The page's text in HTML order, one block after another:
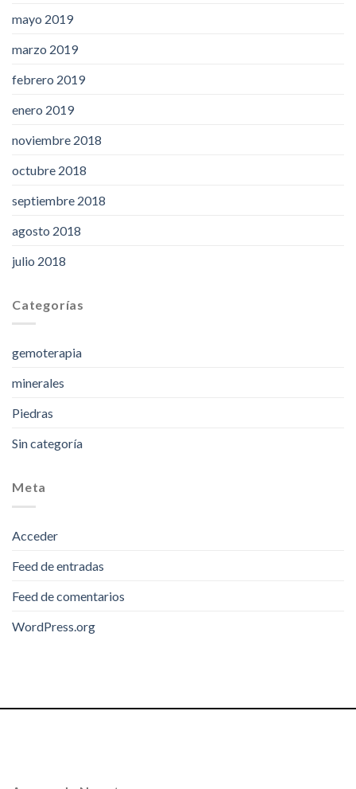
mayo 2019
marzo 2019
febrero 2019
enero 2019
noviembre 2018
octubre 2018
septiembre 2018
agosto 2018
julio 2018
Categorías
gemoterapia
minerales
Piedras
Sin categoría
Meta
Acceder
Feed de entradas
Feed de comentarios
WordPress.org